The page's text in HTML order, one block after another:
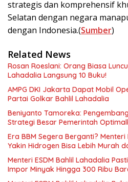
strategis dan komprehensif
Selatan dengan negara
dengan Indonesia.(Sumber)
Related News
Rosan Roeslani: Orang Biasa
Lahadalia Langsung 10 Buku!
AMPG DKI Jakarta Dapat Mobil
Partai Golkar Bahlil Lahadalia
Beniyanto Tamoreka:
Strategi Besar Pemerintah
Era BBM Segera Berganti? Menteri
Yakin Hidrogen Bisa Lebih Murah
Menteri ESDM Bahlil Lahadalia
Impor Minyak Hingga 300 Ribu